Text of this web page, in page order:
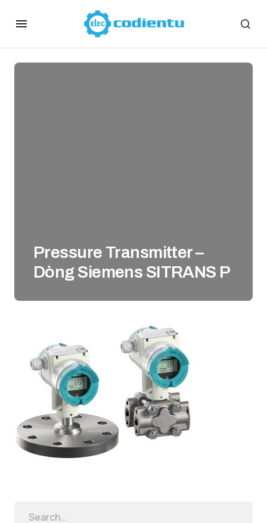
Pressure Transmitter –
Dòng Siemens SITRANS P